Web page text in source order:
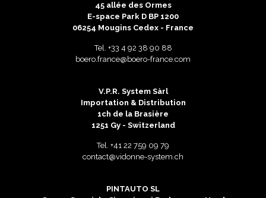
45 allée des Ormes
E-space Park D BP 1200
06254 Mougins Cedex - France
Tel. +33 4 92 38 90 88
boero.france@boero-france.com
V.P.R. System Sàrl
Importation & Distribution
1ch de la Brasière
1251 Gy - Switzerland
Tel. +41 22 759 09 79
contact@vidonne-system.ch
PINTAUTO SL